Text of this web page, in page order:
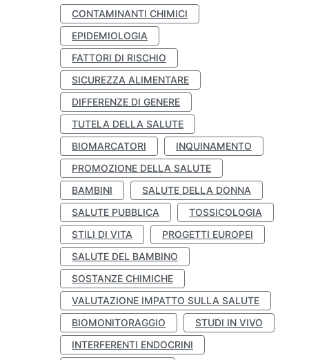
CONTAMINANTI CHIMICI
EPIDEMIOLOGIA
FATTORI DI RISCHIO
SICUREZZA ALIMENTARE
DIFFERENZE DI GENERE
TUTELA DELLA SALUTE
BIOMARCATORI
INQUINAMENTO
PROMOZIONE DELLA SALUTE
BAMBINI
SALUTE DELLA DONNA
SALUTE PUBBLICA
TOSSICOLOGIA
STILI DI VITA
PROGETTI EUROPEI
SALUTE DEL BAMBINO
SOSTANZE CHIMICHE
VALUTAZIONE IMPATTO SULLA SALUTE
BIOMONITORAGGIO
STUDI IN VIVO
INTERFERENTI ENDOCRINI